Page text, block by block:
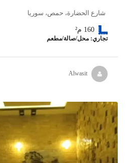
شارع الحضارة، حمص، سوريا
160 م²
تجاري: محل/صالة/مطعم
Alwasit